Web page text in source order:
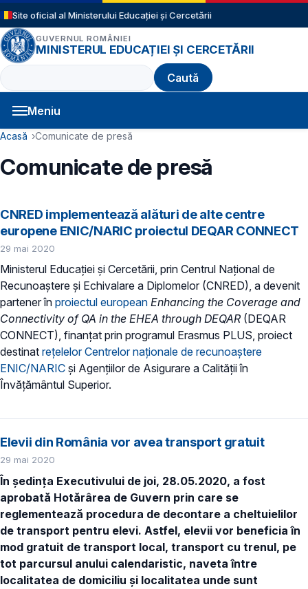
Sari la conținutul principal
Site oficial al Ministerului Educației și Cercetării
GUVERNUL ROMÂNIEI
MINISTERUL EDUCAȚIEI ȘI CERCETĂRII
Caută
Meniu
Navigație principală
Cale de navigare
Acasă Comunicate de presă
Comunicate de presă
CNRED implementează alături de alte centre
europene ENIC/NARIC proiectul DEQAR CONNECT
29 mai 2020
Ministerul Educației și Cercetării, prin Centrul Național de
Recunoaștere și Echivalare a Diplomelor (CNRED), a devenit
partener în proiectul european Enhancing the Coverage and
Connectivity of QA in the EHEA through DEQAR (DEQAR
CONNECT), finanțat prin programul Erasmus PLUS, proiect
destinat rețelelor Centrelor naționale de recunoaștere
ENIC/NARIC și Agențiilor de Asigurare a Calității în
Învățământul Superior.
Elevii din România vor avea transport gratuit
29 mai 2020
În ședința Executivului de joi, 28.05.2020, a fost
aprobată Hotărârea de Guvern prin care se
reglementează procedura de decontare a cheltuielilor
de transport pentru elevi. Astfel, elevii vor beneficia în
mod gratuit de transport local, transport cu trenul, pe
tot parcursul anului calendaristic, naveta între
localitatea de domiciliu și localitatea unde sunt